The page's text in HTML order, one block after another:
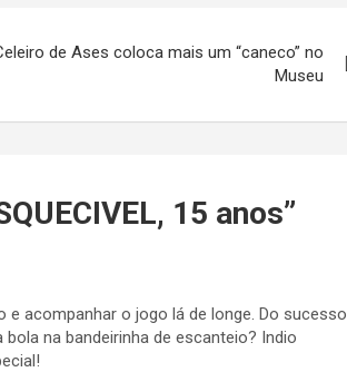
de Ases coloca mais um “caneco” no
Museu
15 anos”
acompanhar o jogo lá de longe. Do sucesso
na bandeirinha de escanteio? Indio